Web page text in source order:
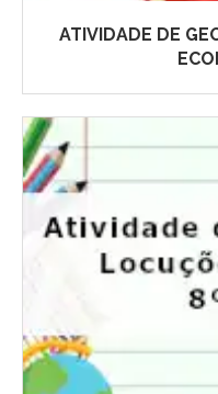
ATIVIDADE DE